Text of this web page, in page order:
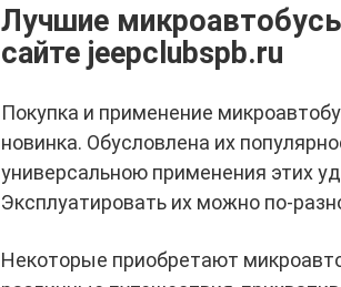
Лучшие
сайте jeepclubspb.ru
Покупка и применение
новинка. Обусловлена их
универсальною применения этих
Эксплуатировать их можно по-
Некоторые приобретают